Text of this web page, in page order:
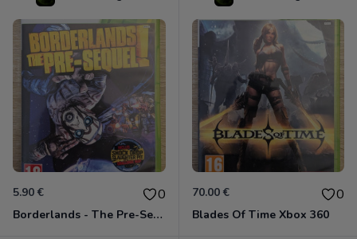
5.90 € 0
Borderlands - The Pre-Sequel ! Xbox 360
70.00 € 0
Blades Of Time Xbox 360